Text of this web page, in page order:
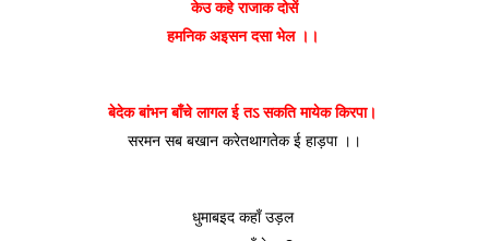
केउ कहे राजाक दोसें
हमनिक अइसन दसा भेल ।।
बेदेक बांभन बाँचे लागल ई तऽ सकति मायेक किरपा।
सरमन सब बखान करेतथागतेक ई हाड़पा ।।
धुमाबइद कहाँ उड़ल